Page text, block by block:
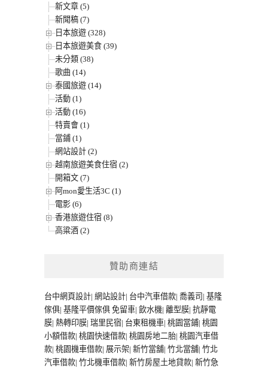
新文章 (5)
新聞稿 (7)
日本旅遊 (328)
日本旅遊美食 (39)
未分類 (38)
歌曲 (14)
泰國旅遊 (14)
活動 (1)
活動 (16)
特賣會 (1)
當鋪 (1)
網站設計 (2)
越南旅遊美食住宿 (2)
開箱文 (7)
阿mon愛生活3C (1)
電影 (6)
香港旅遊住宿 (8)
高粱酒 (2)
贊助商連結
台中網頁設計| 網站設計| 台中汽車借款| 喬義司 | 基隆
傢俱| 基隆平價傢俱 免留車| 飲水機| 離型膜| 抗靜電
膜| 熱轉印膜| 瑞里民宿| 台東租機車| 桃園當鋪| 桃園
小額借款| 桃園快速借款| 桃園房地二胎| 桃園汽車借
款| 桃園機車借款| 展示架| 新竹當舖| 竹北當舖| 竹北
汽車借款| 竹北機車借款| 新竹房屋土地貸款| 新竹急